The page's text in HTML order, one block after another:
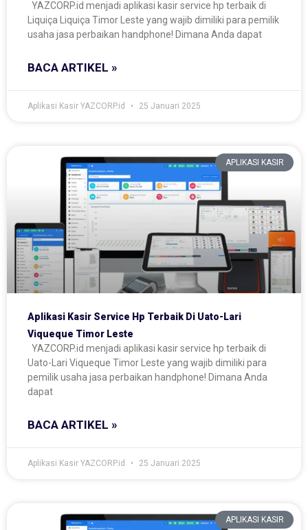
YAZCORP.id menjadi aplikasi kasir service hp terbaik di
Liquiça Liquiça Timor Leste yang wajib dimiliki para pemilik
usaha jasa perbaikan handphone! Dimana Anda dapat
BACA ARTIKEL »
Aplikasi Kasir YAZCORP.id 25 Januari 2025
APLIKASI KASIR
Aplikasi Kasir Service Hp Terbaik Di Uato-Lari
Viqueque Timor Leste
YAZCORP.id menjadi aplikasi kasir service hp terbaik di
Uato-Lari Viqueque Timor Leste yang wajib dimiliki para
pemilik usaha jasa perbaikan handphone! Dimana Anda
dapat
BACA ARTIKEL »
Aplikasi Kasir YAZCORP.id 25 Januari 2025
APLIKASI KASIR